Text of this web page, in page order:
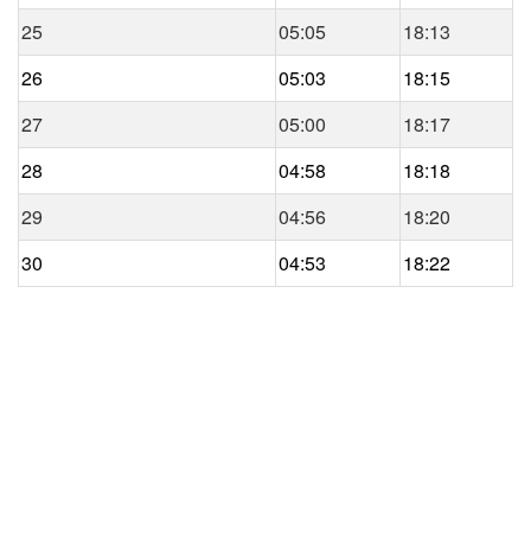
25
05:05
18:13
26
05:03
18:15
27
05:00
18:17
28
04:58
18:18
29
04:56
18:20
30
04:53 18:22